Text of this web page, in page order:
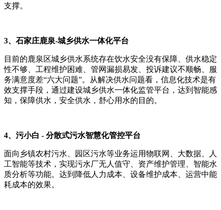
支撑。
3、石家庄鹿泉-城乡供水一体化平台
目前的鹿泉区城乡供水系统存在饮水安全没有保障、供水稳定
性不够、工程维护困难、管网漏损易发、投诉建议不顺畅、服
务满意度差“六大问题”。从解决供水问题看，信息化技术是有
效支撑手段，通过建设城乡供水一体化监管平台，达到智能感
知，保障供水，安全供水，舒心用水的目的。
4、污小白 - 分散式污水智慧化管控平台
面向乡镇农村污水、园区污水等业务运用物联网、大数据、人
工智能等技术，实现污水厂无人值守、资产维护管理、智能水
质分析等功能。达到降低人力成本、设备维护成本、运营中能
耗成本的效果。